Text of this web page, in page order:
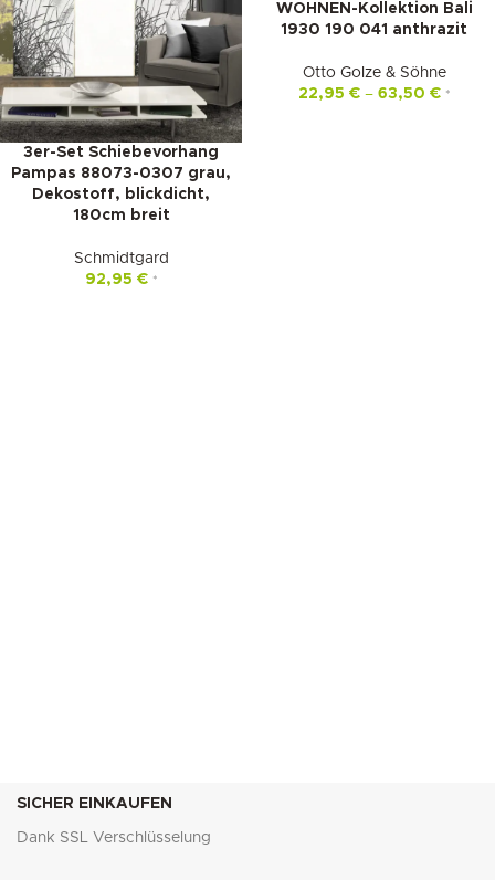
3er-Set Schiebevorhang
Pampas 88073-0307 grau,
Dekostoff, blickdicht,
180cm breit
Schmidtgard
92,95 € *
WOHNEN-Kollektion Bali
1930 190 041 anthrazit
Otto Golze & Söhne
22,95 €– 63,50 € *
SICHER EINKAUFEN
Dank SSL Verschlüsselung